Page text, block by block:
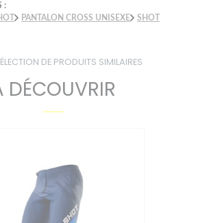
:
PANTALON CROSS UNISEXE SHOT
DE PRODUITS SIMILAIRES
DÉCOUVRIR